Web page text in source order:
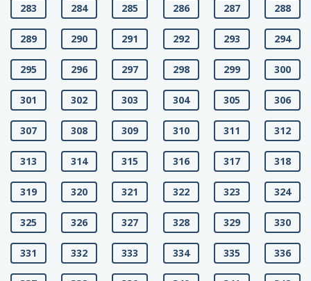
283 284 285 286 287 288
289 290 291 292 293 294
295 296 297 298 299 300
301 302 303 304 305 306
307 308 309 310 311 312
313 314 315 316 317 318
319 320 321 322 323 324
325 326 327 328 329 330
331 332 333 334 335 336